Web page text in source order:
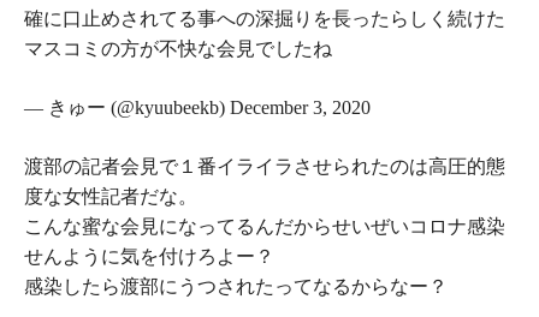
確に口止めされてる事への深掘りを長ったらしく続けた
マスコミの方が不快な会見でしたね
— きゅー (@kyuubeekb) December 3, 2020
渡部の記者会見で１番イライラさせられたのは高圧的態
度な女性記者だな。
こんな蜜な会見になってるんだからせいぜいコロナ感染
せんように気を付けろよー？
感染したら渡部にうつされたってなるからなー？